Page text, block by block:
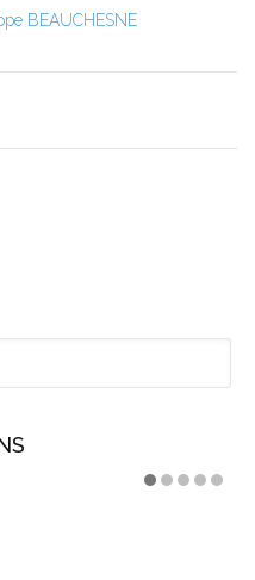
BEAUCHESNE